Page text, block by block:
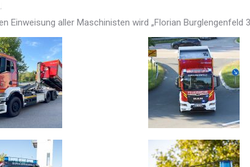
Einweisung aller Maschinisten wird „Florian Burglengenfeld